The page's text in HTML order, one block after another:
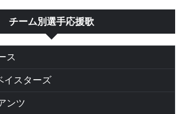
チーム別選手応援歌
ス
イスターズ
ンツ